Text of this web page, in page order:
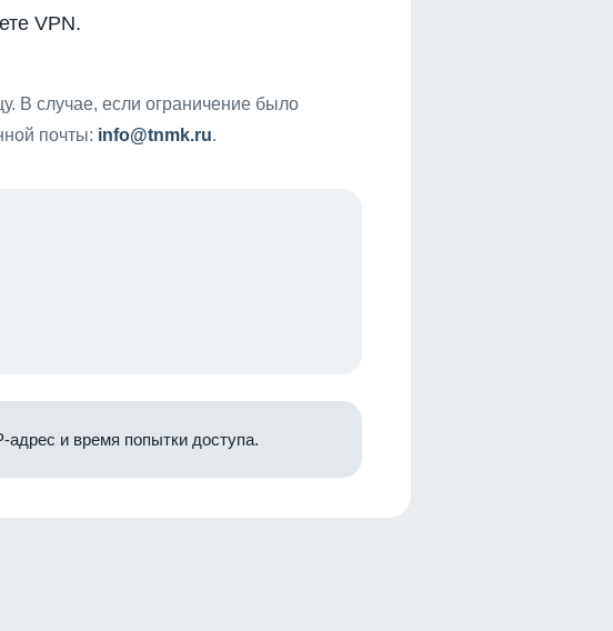
VPN.
В случае, если ограничение было
почты: info@tnmk.ru.
и время попытки доступа.